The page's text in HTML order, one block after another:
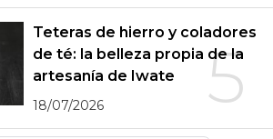
5
Teteras de hierro y coladores
de té: la belleza propia de la
artesanía de Iwate
18/07/2026